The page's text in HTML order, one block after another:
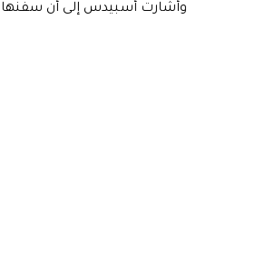
وأشارت أسبيدس إلى أن سفنها